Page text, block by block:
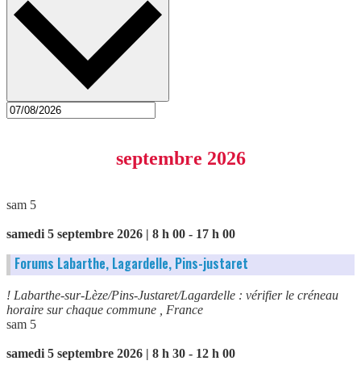
septembre 2026
sam 5
samedi 5 septembre 2026 | 8 h 00 - 17 h 00
Forums Labarthe, Lagardelle, Pins-justaret
! Labarthe-sur-Lèze/Pins-Justaret/Lagardelle : vérifier le créneau
horaire sur chaque commune
, France
sam 5
samedi 5 septembre 2026 | 8 h 30 - 12 h 00